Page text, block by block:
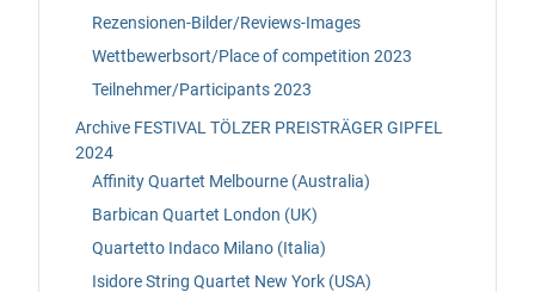
Rezensionen-Bilder/Reviews-Images
Wettbewerbsort/Place of competition 2023
Teilnehmer/Participants 2023
Archive FESTIVAL TÖLZER PREISTRÄGER GIPFEL
2024
Affinity Quartet Melbourne (Australia)
Barbican Quartet London (UK)
Quartetto Indaco Milano (Italia)
Isidore String Quartet New York (USA)